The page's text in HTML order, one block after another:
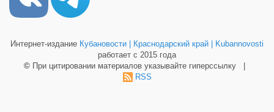
Интернет-издание Кубановости | Краснодарский край | Kubannovosti
работает с 2015 года
© При цитировании материалов указывайте гиперссылку |
RSS